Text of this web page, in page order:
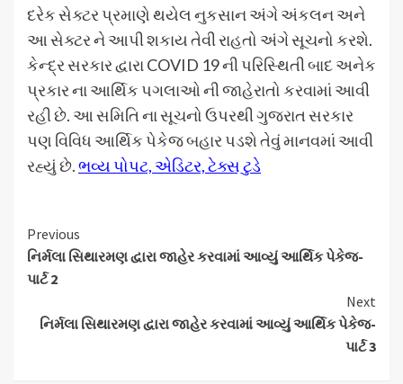
દરેક સેક્ટર પ્રમાણે થયેલ નુકસાન અંગે અંકલન અને
આ સેક્ટર ને આપી શકાય તેવી રાહતો અંગે સૂચનો કરશે.
કેન્દ્ર સરકાર દ્વારા COVID 19 ની પરિસ્થિતી બાદ અનેક
પ્રકાર ના આર્થિક પગલાઓ ની જાહેરાતો કરવામાં આવી
રહી છે. આ સમિતિ ના સૂચનો ઉપરથી ગુજરાત સરકાર
પણ વિવિધ આર્થિક પેકેજ બહાર પડશે તેવું માનવમાં આવી
રહ્યું છે.ભવ્ય પોપટ, એડિટર, ટેક્સ ટુડે
Continue
Reading
Previous
નિર્મલા સિથારમણ દ્વારા જાહેર કરવામાં આવ્યું આર્થિક પેકેજ-
પાર્ટ 2
Next
નિર્મલા સિથારમણ દ્વારા જાહેર કરવામાં આવ્યું આર્થિક પેકેજ-
પાર્ટ 3